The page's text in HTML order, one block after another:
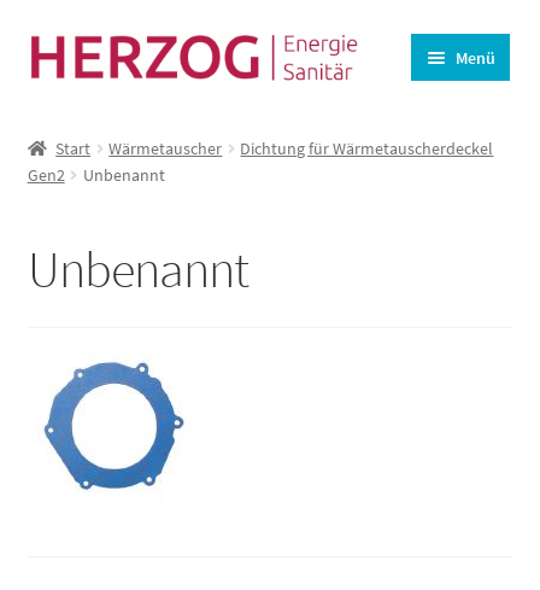
Zur
Navigation
Zum
Inhalt
Menü
BHKW-Ersatzteile
Lüftung
Kasse
Warenkorb
Start Wärmetauscher
Dichtung für Wärmetauscherdeckel
Gen2
Unbenannt
Unbenannt